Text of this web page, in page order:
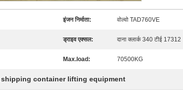
इंजन निर्माता: वोल्वो TAD760VE
ड्राइव एक्सल: दाना क्लार्क 340 टीई 17312
Max.load: 70500KG
shipping container lifting equipment